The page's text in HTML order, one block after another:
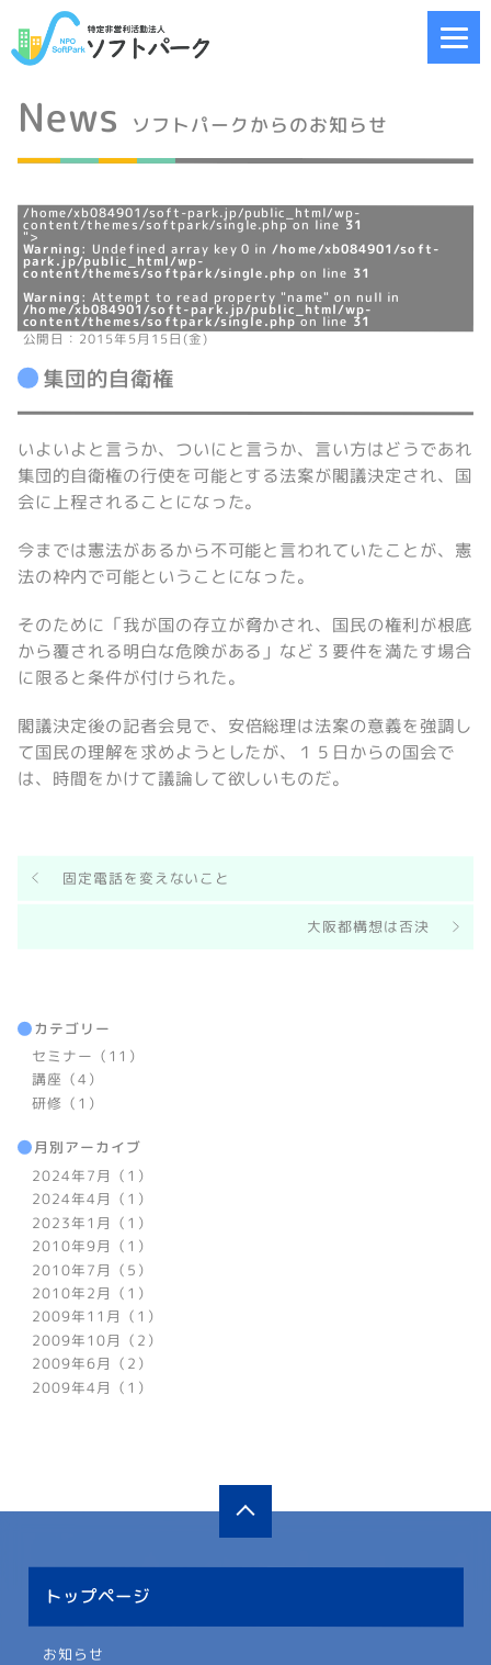
News ソフトパークからのお知らせ
/home/xb084901/soft-park.jp/public_html/wp-
content/themes/softpark/single.php on line 31
">
Warning: Undefined array key 0 in/home/xb084901/soft-
park.jp/public_html/wp-
content/themes/softpark/single.php on line 31
Warning: Attempt to read property "name" on null in
/home/xb084901/soft-park.jp/public_html/wp-
content/themes/softpark/single.php on line 31
公開日：2015年5月15日(金)
集団的自衛権
いよいよと言うか、ついにと言うか、言い方はどうであれ
集団的自衛権の行使を可能とする法案が閣議決定され、国
会に上程されることになった。
今までは憲法があるから不可能と言われていたことが、憲
法の枠内で可能ということになった。
そのために「我が国の存立が脅かされ、国民の権利が根底
から覆される明白な危険がある」など３要件を満たす場合
に限ると条件が付けられた。
閣議決定後の記者会見で、安倍総理は法案の意義を強調し
て国民の理解を求めようとしたが、１５日からの国会で
は、時間をかけて議論して欲しいものだ。
固定電話を変えないこと
大阪都構想は否決
カテゴリー
セミナー（11）
講座（4）
研修（1）
月別アーカイブ
2024年7月（1）
2024年4月（1）
2023年1月（1）
2010年9月（1）
2010年7月（5）
2010年2月（1）
2009年11月（1）
2009年10月（2）
2009年6月（2）
2009年4月（1）
トップページ
お知らせ